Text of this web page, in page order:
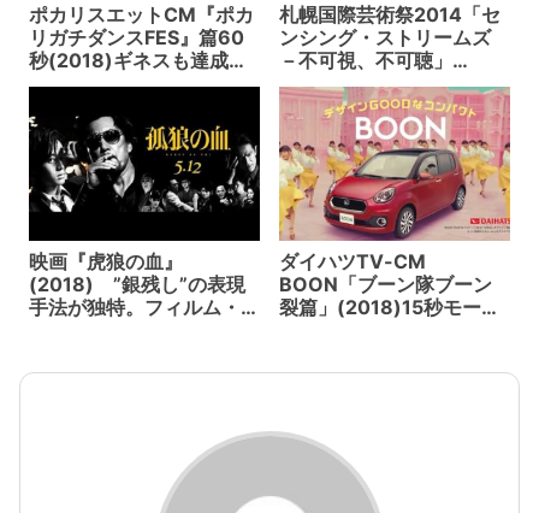
ポカリスエットCM『ポカ
リガチダンスFES』篇60
秒(2018)ギネスも達成。
総勢4,348人中高生のガ
ドキュメンタリーも同時
に発表
札幌国際芸術祭2014「セ
ンシング・ストリームズ
－不可視、不可聴」
(2014) 4K Viewing×坂本
龍一×真鍋大度 SONY
PCL
映画『虎狼の血』
(2018) ”銀残し”の表現
手法が独特。フィルム・
ダイハツTV-CM
BOON「ブーン隊ブーン
裂篇」(2018)15秒モーシ